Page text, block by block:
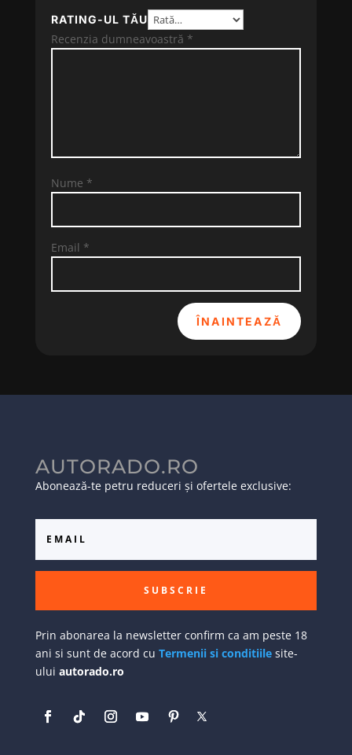
RATING-UL TĂU
Recenzia dumneavoastră *
Nume *
Email *
ÎNAINTEAZĂ
AUTORADO.RO
Abonează-te petru reduceri și ofertele exclusive:
SUBSCRIE
Prin abonarea la newsletter confirm ca am peste 18
ani si sunt de acord cu Termenii si conditiilesite-
ului autorado.ro